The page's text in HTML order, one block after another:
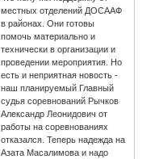
местных отделений ДОСААФ
в районах. Они готовы
помочь материально и
технически в организации и
проведении мероприятия. Но
есть и неприятная новость -
наш планируемый Главный
судья соревнований Рычков
Александр Леонидович от
работы на соревнованиях
отказался. Теперь надежда на
Азата Масалимова и надо